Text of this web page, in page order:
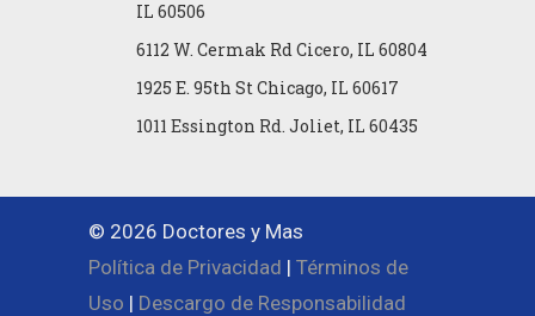
IL 60506
6112 W. Cermak Rd Cicero, IL 60804
1925 E. 95th St Chicago, IL 60617
1011 Essington Rd. Joliet, IL 60435
© 2026 Doctores y Mas
Política de Privacidad | Términos de
Uso | Descargo de Responsabilidad